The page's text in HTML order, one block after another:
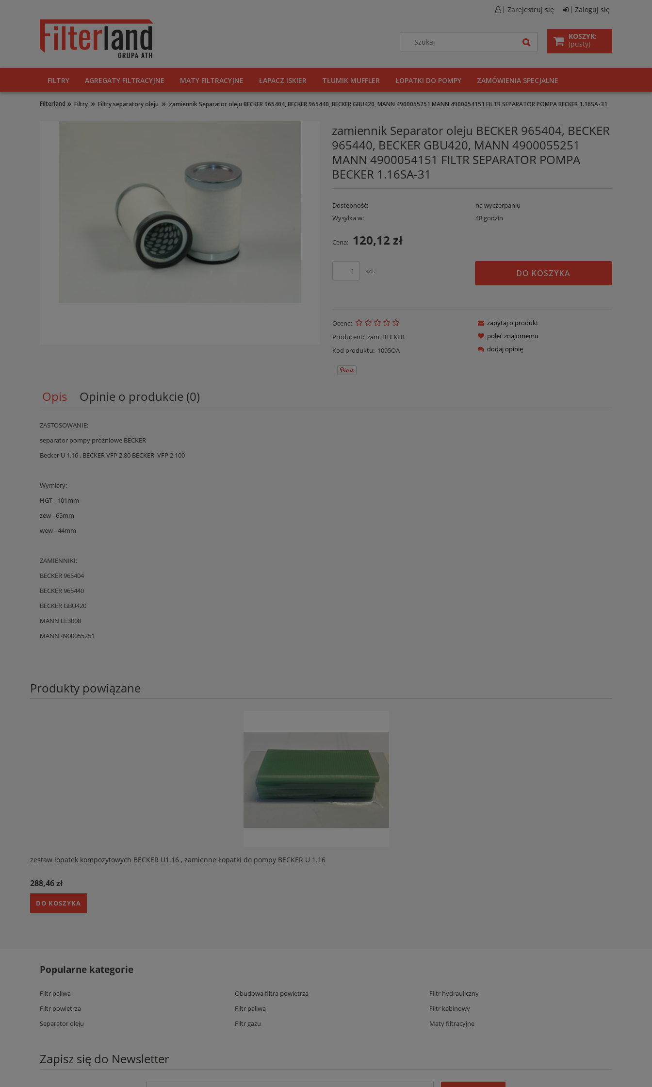
Zarejestruj się Zaloguj się
KOSZYK:
(pusty)
FILTRY AGREGATY FILTRACYJNE MATY FILTRACYJNE ŁAPACZ ISKIER TŁUMIK MUFFLER ŁOPATKI DO POMPY ZAMÓWIENIA SPECJALNE
Filterland » Filtry » Filtry separatory oleju » zamiennik Separator oleju BECKER 965404, BECKER 965440, BECKER GBU420, MANN 4900055251 MANN 4900054151 FILTR SEPARATOR POMPA BECKER 1.16SA-31
zamiennik Separator oleju BECKER 965404, BECKER
965440, BECKER GBU420, MANN 4900055251
MANN 4900054151 FILTR SEPARATOR POMPA
BECKER 1.16SA-31
Dostępność:
na wyczerpaniu
Wysyłka w:
48 godzin
Cena: 120,12 zł
szt. DO KOSZYKA
Ocena:
Producent: zam. BECKER
Kod produktu: 1095OA
zapytaj o produkt
poleć znajomemu
dodaj opinię
Opis Opinie o produkcie (0)
ZASTOSOWANIE:
separator pompy próżniowe BECKER
Becker U 1.16 , BECKER VFP 2.80 BECKER VFP 2.100
Wymiary:
HGT - 101mm
zew - 65mm
wew - 44mm
ZAMIENNIKI:
BECKER 965404
BECKER 965440
BECKER GBU420
MANN LE3008
MANN 4900055251
Produkty powiązane
zestaw łopatek kompozytowych BECKER U1.16 , zamienne Łopatki do pompy BECKER U 1.16
288,46 zł
DO KOSZYKA
Popularne kategorie
Filtr paliwa
Filtr powietrza
Separator oleju
Obudowa filtra powietrza
Filtr paliwa
Filtr gazu
Filtr hydrauliczny
Filtr kabinowy
Maty filtracyjne
Zapisz się do Newsletter